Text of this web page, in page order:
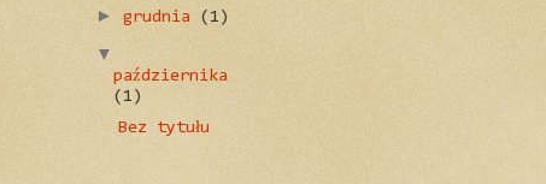
► grudnia (1)
▼
października
(1)
Bez tytułu